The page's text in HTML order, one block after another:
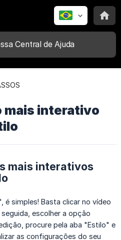
mais interativo
mais interativos
é simples! Basta clicar no vídeo
escolher a opção
procure pela aba "Estilo" e
as configurações do seu